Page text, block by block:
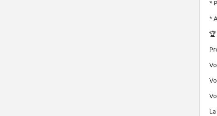
*
*
🏆